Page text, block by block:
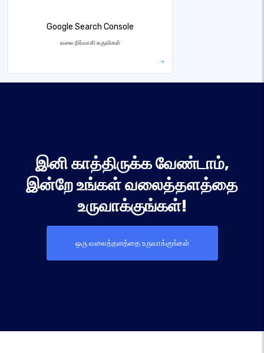
Google Search Console
வலை நிர்வாகி கருவிகள்
இனி காத்திருக்க வேண்டாம்,
இன்றே உங்கள் வலைத்தளத்தை
உருவாக்குங்கள்!
ஒரு வலைத்தளத்தை உருவாக்குங்கள்